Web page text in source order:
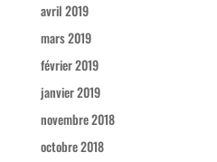
avril 2019
mars 2019
février 2019
janvier 2019
novembre 2018
octobre 2018